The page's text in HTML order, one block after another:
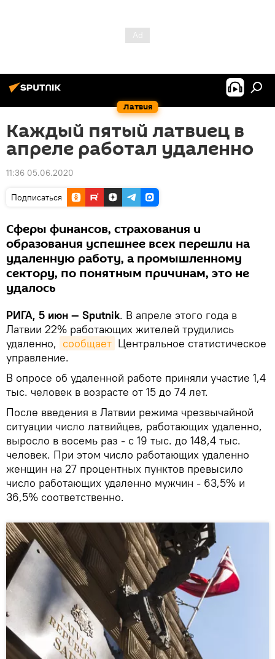
Латвия
Каждый пятый латвиец в
апреле работал удаленно
11:36 05.06.2020
Подписаться
Сферы финансов, страхования и
образования успешнее всех перешли на
удаленную работу, а промышленному
сектору, по понятным причинам, это не
удалось
РИГА, 5 июн — Sputnik. В апреле этого года в
Латвии 22% работающих жителей трудились
удаленно, сообщает Центральное статистическое
управление.
В опросе об удаленной работе приняли участие 1,4
тыс. человек в возрасте от 15 до 74 лет.
После введения в Латвии режима чрезвычайной
ситуации число латвийцев, работающих удаленно,
выросло в восемь раз - с 19 тыс. до 148,4 тыс.
человек. При этом число работающих удаленно
женщин на 27 процентных пунктов превысило
число работающих удаленно мужчин - 63,5% и
36,5% соответственно.